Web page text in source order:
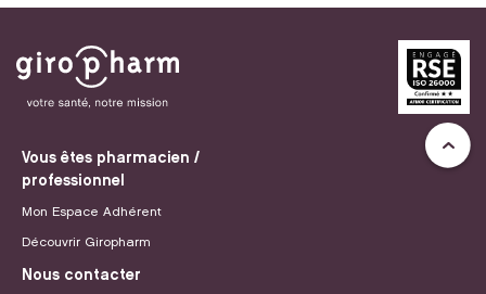
Vous êtes pharmacien /
professionnel
Mon Espace Adhérent
Découvrir Giropharm
Nous contacter